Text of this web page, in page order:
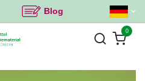
Blog
0